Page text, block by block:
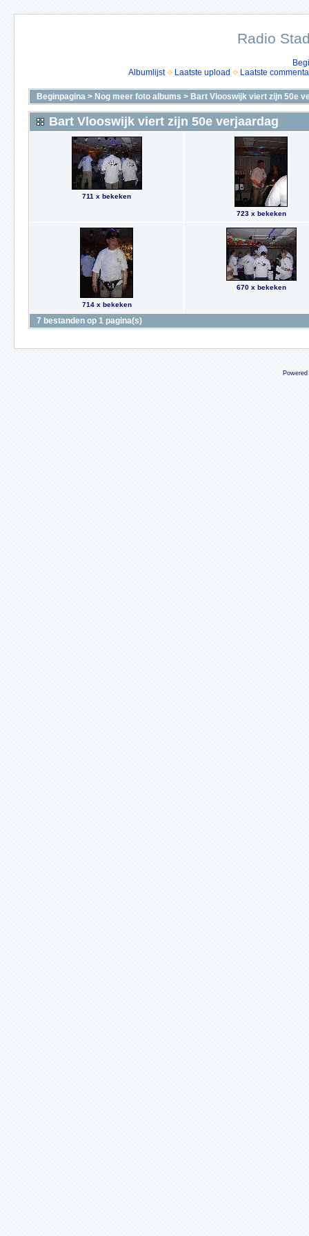
Radio
Albumlijst
Laatste upload Laatste
Beginpagina > Nog meer foto albums > Bart Vlooswijk viert zijn 50e
Bart Vlooswijk viert zijn 50e verjaardag
711 x bekeken
723 x bekeken
714 x bekeken
670 x bekeken
7 bestanden op 1 pagina(s)